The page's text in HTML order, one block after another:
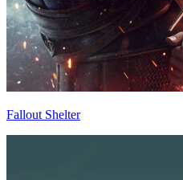
Fallout Shelter